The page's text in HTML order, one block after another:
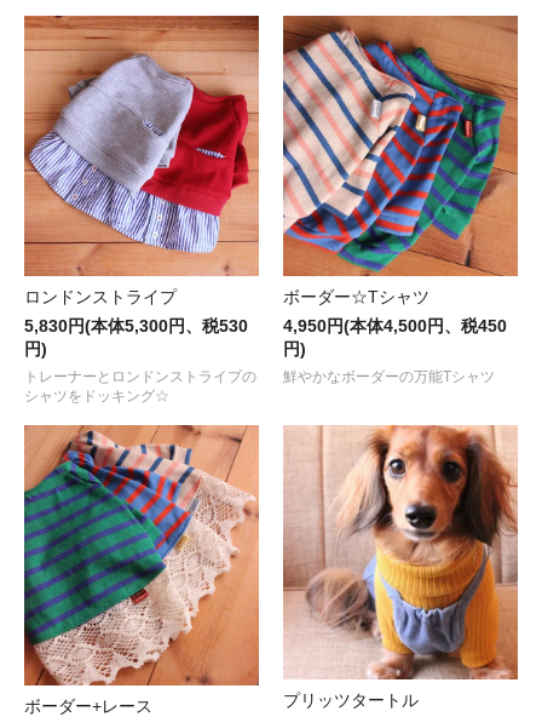
ロンドンストライプ
5,830円(本体5,300円、税530
円)
トレーナーとロンドンストライプの
シャツをドッキング☆
ボーダー☆Tシャツ
4,950円(本体4,500円、税450
円)
鮮やかなボーダーの万能Tシャツ
ボーダー+レース
プリッツタートル